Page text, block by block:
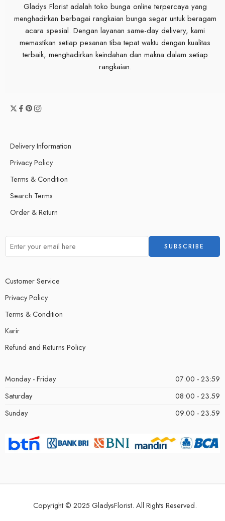
Gladys Florist adalah toko bunga online terpercaya yang
menghadirkan berbagai rangkaian bunga segar untuk beragam
acara spesial. Dengan layanan same-day delivery, kami
memastikan setiap pesanan tiba tepat waktu dengan kualitas
terbaik, menghadirkan keindahan dan makna dalam setiap
rangkaian.
Delivery Information
Privacy Policy
Terms & Condition
Search Terms
Order & Return
Customer Service
Privacy Policy
Terms & Condition
Karir
Refund and Returns Policy
Monday - Friday
07:00 - 23:59
Saturday
08:00 - 23.59
Sunday
09.00 - 23.59
Copyright © 2025 GladysFlorist. All Rights Reserved.